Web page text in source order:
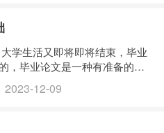
学生活又即将即将结束，毕业
，毕业论文是一种有准备的检
文应该怎么写呢？下面是我收
新点，希望对大家有所帮
2023-12-09